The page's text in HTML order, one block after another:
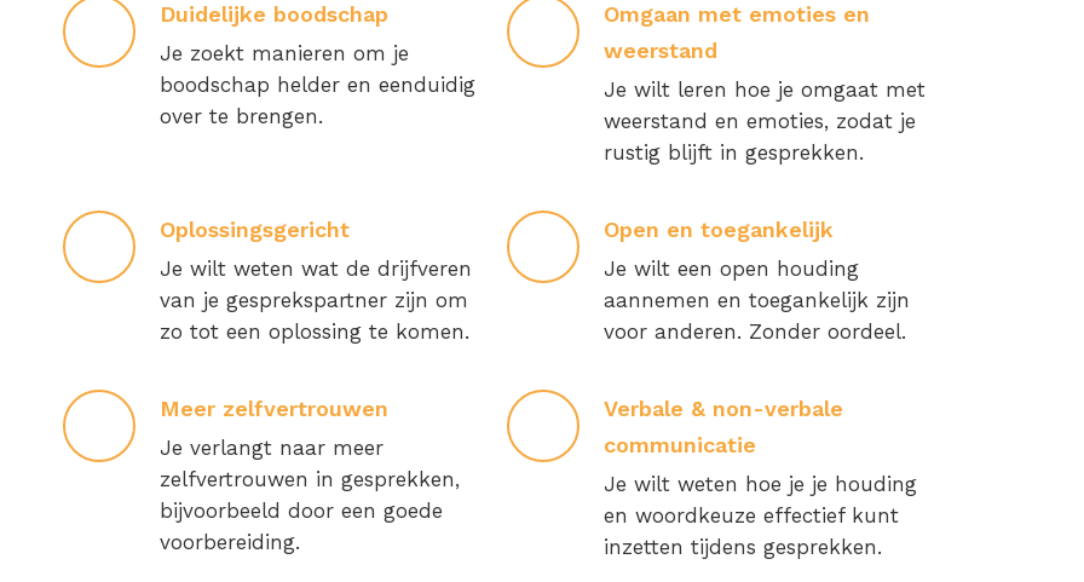
Duidelijke boodschap
Je zoekt manieren om je
boodschap helder en eenduidig
over te brengen.
Omgaan met emoties en
weerstand
Je wilt leren hoe je omgaat met
weerstand en emoties, zodat je
rustig blijft in gesprekken.
Oplossingsgericht
Je wilt weten wat de drijfveren
van je gesprekspartner zijn om
zo tot een oplossing te komen.
Open en toegankelijk
Je wilt een open houding
aannemen en toegankelijk zijn
voor anderen. Zonder oordeel.
Meer zelfvertrouwen
Je verlangt naar meer
zelfvertrouwen in gesprekken,
bijvoorbeeld door een goede
voorbereiding.
Verbale & non-verbale
communicatie
Je wilt weten hoe je je houding
en woordkeuze effectief kunt
inzetten tijdens gesprekken.